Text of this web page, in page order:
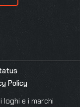
Policy
e i marchi